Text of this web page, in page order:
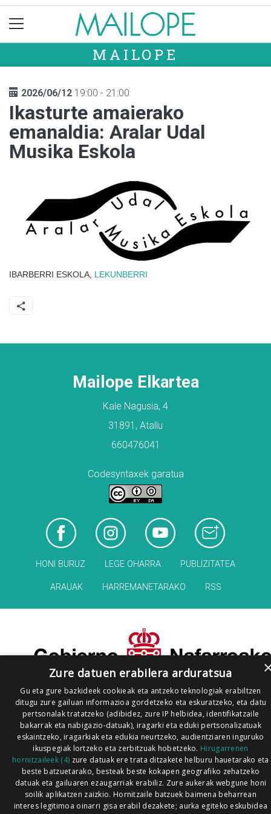
MAILOPE
2026/06/12 19:00 - 21:00
Ikasturte amaierako
emanaldia: Aralar Udal
Musika Eskola
IBARBERRI ESKOLA, LEKUNBERRI
Mailope Elkartea
Kale Nagusia, 4
31891, Atallu
660476041
Codesyntaxek garatua
HONI BURUZ LEGE OHARRA PUBLIZITATEA
ARAUAK HARREMANETARAKO RSS
Zure datuen erabilera arduratsua
Gu eta gure bazkideek cookieak eta antzeko teknologiak erabiltzen
ditugu zure gailuan informazioa gordetzeko eta eskuratzeko, eta datu
pertsonalak tratatzeko (adibidez, zure IP helbidea, identifikatzaile
bakarrak eta nabigazio-datuak), iragarki eta eduki pertsonalizatuak
eskaintzeko, iragarkiak eta edukia neurtzeko, audientziaren inguruko
ikuspegiak lortzeko eta zerbitzuak hobetzeko. Hirugarrenen
hornitzaileek (4) zure datuak ere trata ditzakete helburu hauetarako eta
beste batzuetarako, besteak beste kokapen geografiko zehatzeko
datuak eta gailuaren ezaugarriak erabiliz. Zure aukerak webgune honi
soilik aplikatzen zaizkio. Hornitzaile batzuek baimena beharrean
interes legitimoa oinarri gisa erabil dezakete; aurka egiteko eskubidea